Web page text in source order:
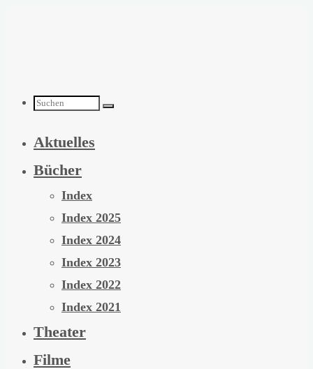
Suchen
nach:
Aktuelles
Bücher
Index
Index 2025
Index 2024
Index 2023
Index 2022
Index 2021
Theater
Filme